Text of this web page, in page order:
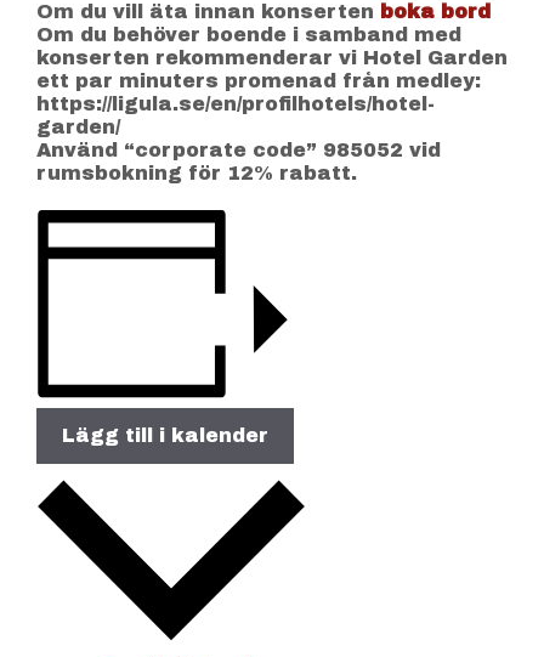
Om du vill äta innan konserten boka bord
Om du behöver boende i samband med
konserten rekommenderar vi Hotel Garden
ett par minuters promenad från medley:
https://ligula.se/en/profilhotels/hotel-
garden/
Använd “corporate code” 985052 vid
rumsbokning för 12% rabatt.
Lägg till i kalender